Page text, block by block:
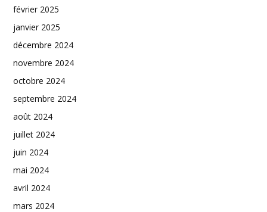
février 2025
janvier 2025
décembre 2024
novembre 2024
octobre 2024
septembre 2024
août 2024
juillet 2024
juin 2024
mai 2024
avril 2024
mars 2024